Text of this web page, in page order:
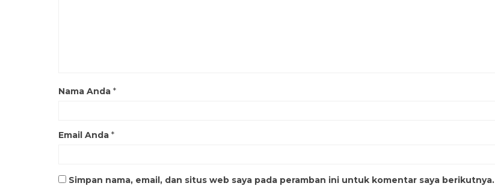
Nama Anda *
Email Anda *
Simpan nama, email, dan situs web saya pada peramban ini untuk komentar saya berikutnya.